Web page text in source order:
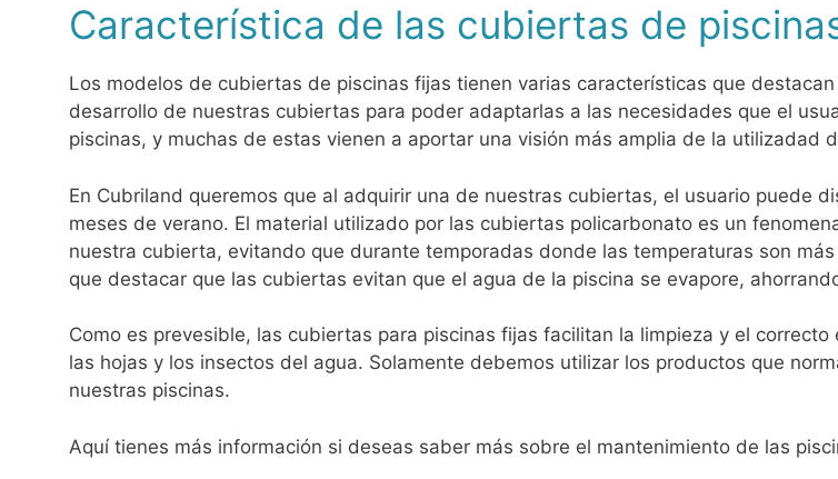
Característica de las cubiertas de
Los modelos de cubiertas de piscinas fijas tienen varias características que
desarrollo de nuestras cubiertas para poder adaptarlas a las necesidades que el
piscinas, y muchas de estas vienen a aportar una visión más amplia de la utilizadad
En Cubriland queremos que al adquirir una de nuestras cubiertas, el usuario puede
meses de verano. El material utilizado por las cubiertas policarbonato es un
nuestra cubierta, evitando que durante temporadas donde las temperaturas son
que destacar que las cubiertas evitan que el agua de la piscina se evapore,
Como es prevesible, las cubiertas para piscinas fijas facilitan la limpieza y el
las hojas y los insectos del agua. Solamente debemos utilizar los productos que
nuestras piscinas.
Aquí tienes más información si deseas saber más sobre el mantenimiento de las